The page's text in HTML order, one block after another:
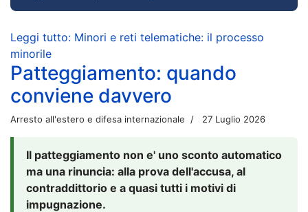
Leggi tutto: Minori e reti telematiche: il processo
minorile
Patteggiamento: quando
conviene davvero
Arresto all'estero e difesa internazionale 27 Luglio 2026
Il patteggiamento non e' uno sconto automatico
ma una rinuncia: alla prova dell'accusa, al
contraddittorio e a quasi tutti i motivi di
impugnazione.